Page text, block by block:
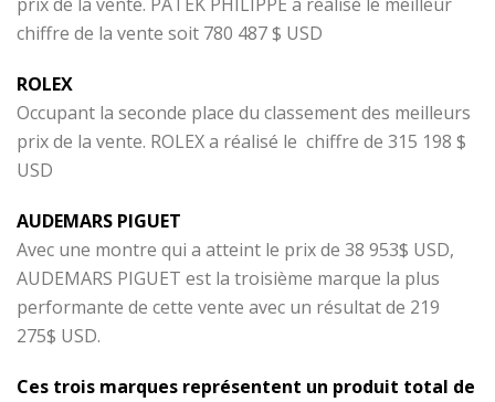
chiffre de la vente soit 780 487 $ USD
ROLEX
Occupant la seconde place du classement des meilleurs
prix de la vente. ROLEX a réalisé le chiffre de 315 198 $
USD
AUDEMARS PIGUET
Avec une montre qui a atteint le prix de 38 953$ USD,
AUDEMARS PIGUET est la troisième marque la plus
performante de cette vente avec un résultat de 219
275$ USD.
Ces trois marques représentent un produit total de